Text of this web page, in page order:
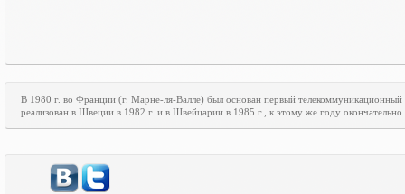
В 1980 г. во Франции (г. Марне-ля-Валле) был основан первый
реализован в Швеции в 1982 г. и в Швейцарии в 1985 г., к этому же году